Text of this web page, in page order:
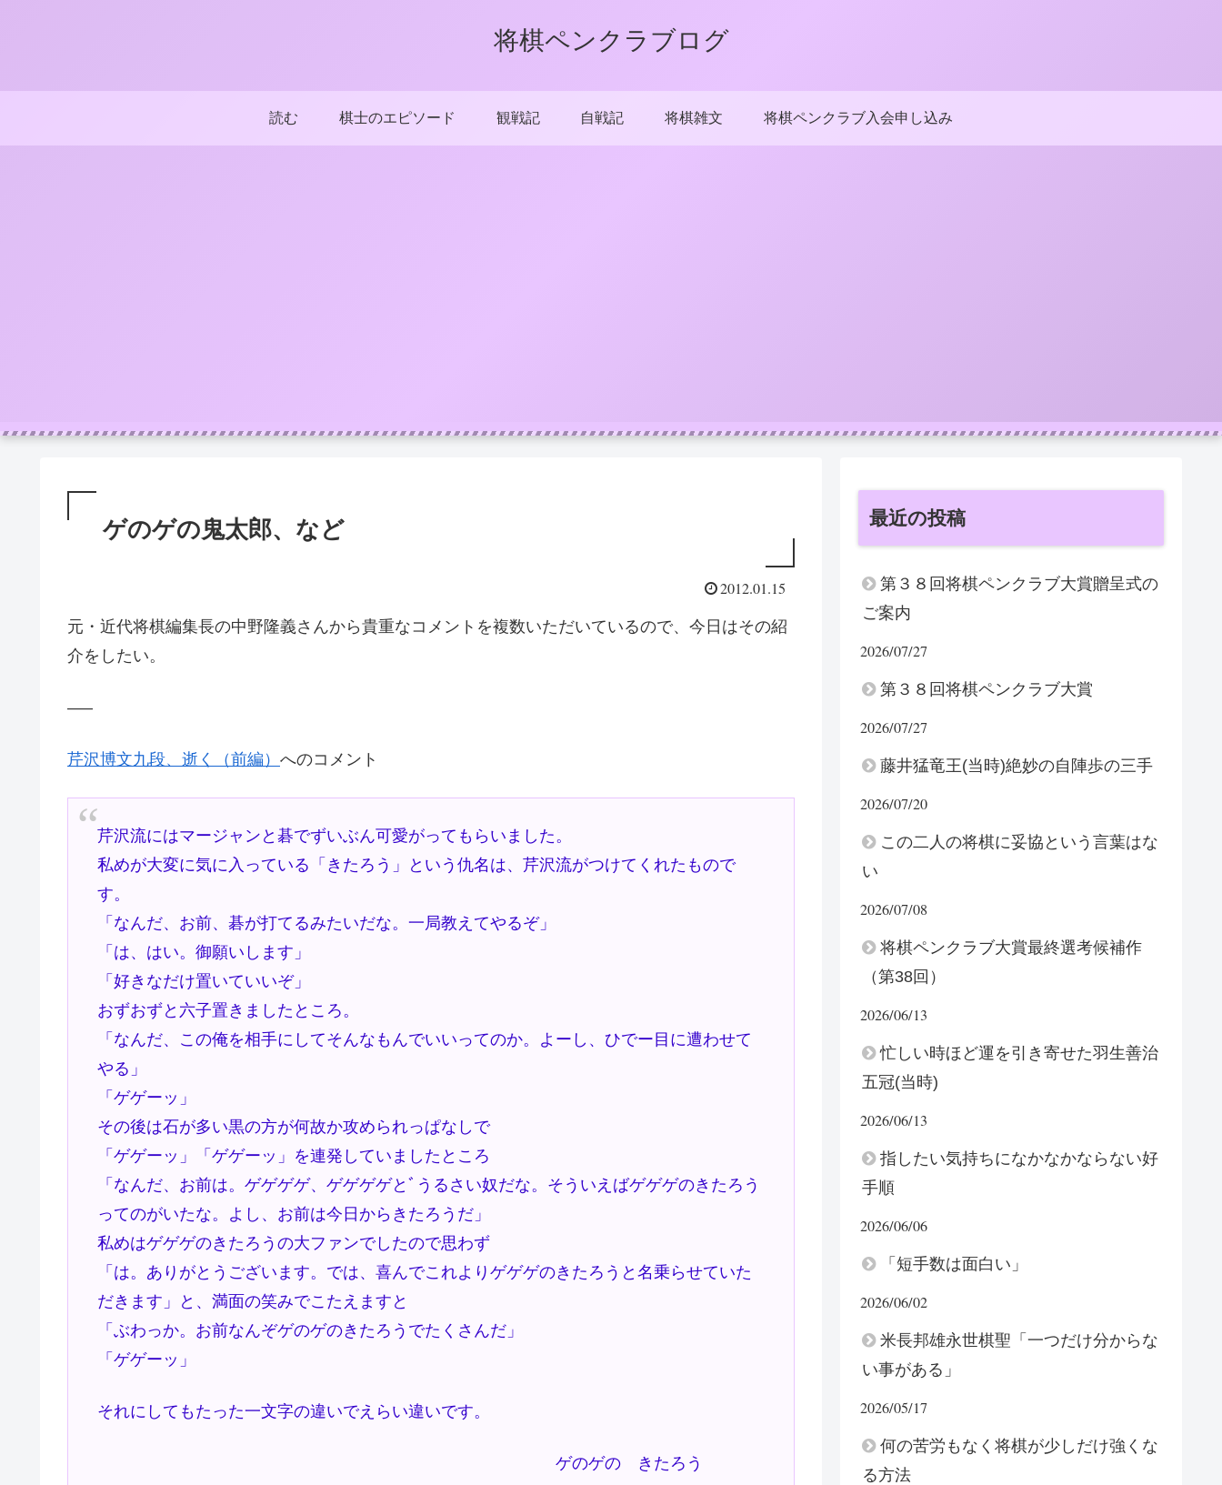
将棋ペンクラブログ
読む 棋士のエピソード 観戦記 自戦記 将棋雑文 将棋ペンクラブ入会申し込み
ゲのゲの鬼太郎、など
2012.01.15
元・近代将棋編集長の中野隆義さんから貴重なコメントを複数いただいているので、今日はその紹
介をしたい。
—–
芹沢博文九段、逝く（前編） へのコメント
芹沢流にはマージャンと碁でずいぶん可愛がってもらいました。
私めが大変に気に入っている「きたろう」という仇名は、芹沢流がつけてくれたもので
す。
「なんだ、お前、碁が打てるみたいだな。一局教えてやるぞ」
「は、はい。御願いします」
「好きなだけ置いていいぞ」
おずおずと六子置きましたところ。
「なんだ、この俺を相手にしてそんなもんでいいってのか。よーし、ひでー目に遭わせて
やる」
「ゲゲーッ」
その後は石が多い黒の方が何故か攻められっぱなしで
「ゲゲーッ」「ゲゲーッ」を連発していましたところ
「なんだ、お前は。ゲゲゲゲ、ゲゲゲゲとﾞうるさい奴だな。そういえばゲゲゲのきたろう
ってのがいたな。よし、お前は今日からきたろうだ」
私めはゲゲゲのきたろうの大ファンでしたので思わず
「は。ありがとうございます。では、喜んでこれよりゲゲゲのきたろうと名乗らせていた
だきます」と、満面の笑みでこたえますと
「ぶわっか。お前なんぞゲのゲのきたろうでたくさんだ」
「ゲゲーッ」
それにしてもたった一文字の違いでえらい違いです。
ゲのゲの きたろう
最近の投稿
第３８回将棋ペンクラブ大賞贈呈式の
ご案内
2026/07/27
第３８回将棋ペンクラブ大賞
2026/07/27
藤井猛竜王(当時)絶妙の自陣歩の三手
2026/07/20
この二人の将棋に妥協という言葉はな
い
2026/07/08
将棋ペンクラブ大賞最終選考候補作
（第38回）
2026/06/13
忙しい時ほど運を引き寄せた羽生善治
五冠(当時)
2026/06/13
指したい気持ちになかなかならない好
手順
2026/06/06
「短手数は面白い」
2026/06/02
米長邦雄永世棋聖「一つだけ分からな
い事がある」
2026/05/17
何の苦労もなく将棋が少しだけ強くな
る方法